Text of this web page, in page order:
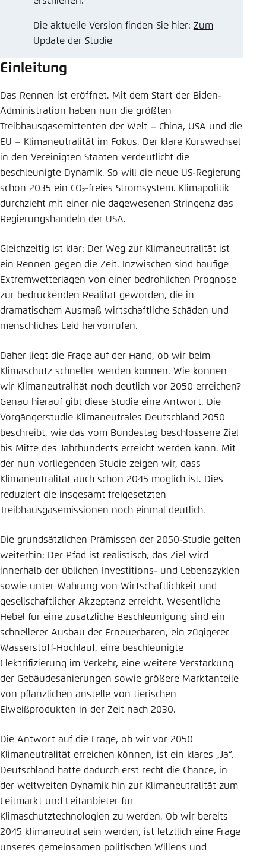
Die aktuelle Version finden Sie hier: Zum
Update der Studie
Einleitung
Das Rennen ist eröffnet. Mit dem Start der Biden-
Administration haben nun die größten
Treibhausgasemittenten der Welt – China, USA und die
EU – Klimaneutralität im Fokus. Der klare Kurswechsel
in den Vereinigten Staaten verdeutlicht die
beschleunigte Dynamik. So will die neue US-Regierung
schon 2035 ein CO₂-freies Stromsystem. Klimapolitik
durchzieht mit einer nie dagewesenen Stringenz das
Regierungshandeln der USA.
Gleichzeitig ist klar: Der Weg zur Klimaneutralität ist
ein Rennen gegen die Zeit. Inzwischen sind häufige
Extremwetterlagen von einer bedrohlichen Prognose
zur bedrückenden Realität geworden, die in
dramatischem Ausmaß wirtschaftliche Schäden und
menschliches Leid hervorrufen.
Daher liegt die Frage auf der Hand, ob wir beim
Klimaschutz schneller werden können. Wie können
wir Klimaneutralität noch deutlich vor 2050 erreichen?
Genau hierauf gibt diese Studie eine Antwort. Die
Vorgängerstudie Klimaneutrales Deutschland 2050
beschreibt, wie das vom Bundestag beschlossene Ziel
bis Mitte des Jahrhunderts erreicht werden kann. Mit
der nun vorliegenden Studie zeigen wir, dass
Klimaneutralität auch schon 2045 möglich ist. Dies
reduziert die insgesamt freigesetzten
Treibhausgasemissionen noch einmal deutlich.
Die grundsätzlichen Prämissen der 2050-Studie gelten
weiterhin: Der Pfad ist realistisch, das Ziel wird
innerhalb der üblichen Investitions- und Lebenszyklen
sowie unter Wahrung von Wirtschaftlichkeit und
gesellschaftlicher Akzeptanz erreicht. Wesentliche
Hebel für eine zusätzliche Beschleunigung sind ein
schnellerer Ausbau der Erneuerbaren, ein zügigerer
Wasserstoff-Hochlauf, eine beschleunigte
Elektrifizierung im Verkehr, eine weitere Verstärkung
der Gebäudesanierungen sowie größere Marktanteile
von pflanzlichen anstelle von tierischen
Eiweißprodukten in der Zeit nach 2030.
Die Antwort auf die Frage, ob wir vor 2050
Klimaneutralität erreichen können, ist ein klares „Ja“.
Deutschland hätte dadurch erst recht die Chance, in
der weltweiten Dynamik hin zur Klimaneutralität zum
Leitmarkt und Leitanbieter für
Klimaschutztechnologien zu werden. Ob wir bereits
2045 klimaneutral sein werden, ist letztlich eine Frage
unseres gemeinsamen politischen Willens und
speichern